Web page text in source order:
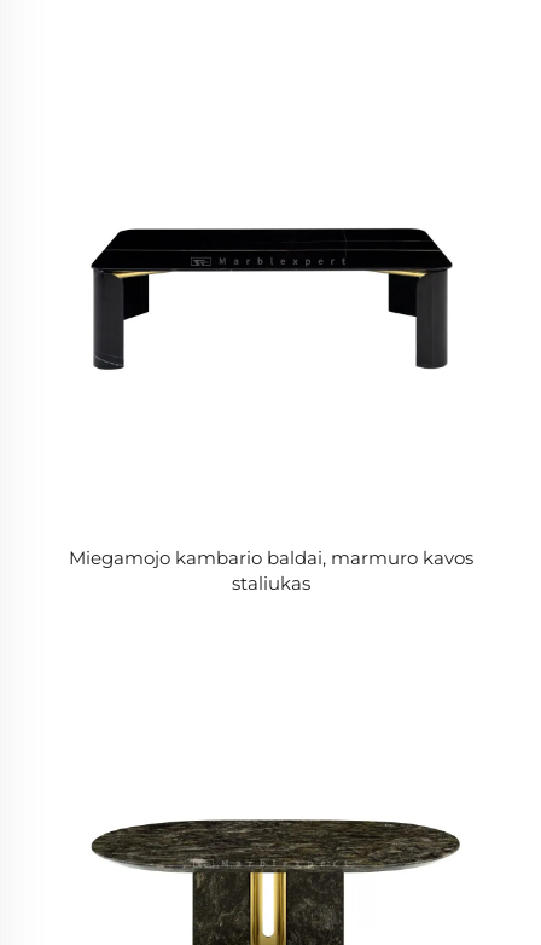
Miegamojo kambario baldai, marmuro kavos
staliukas